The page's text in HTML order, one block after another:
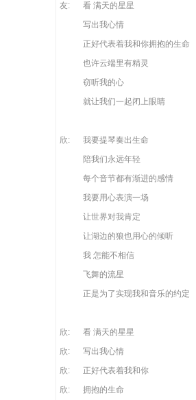
友:
看 满天的星星
写出我心情
正好代表着我和你拥抱的生命
也许云端里有精灵
窃听我的心
就让我们一起闭上眼睛
欣:
我要提琴奏出生命
陪我们永远年轻
每个音节都有渐进的感情
我要用心表演一场
让世界对我肯定
让湖边的狼也用心的倾听
我 怎能不相信
飞舞的流星
正是为了实现我和音乐的约定
欣: 看 满天的星星
欣:
写出我心情
欣:
正好代表着我和你
欣:
拥抱的生命